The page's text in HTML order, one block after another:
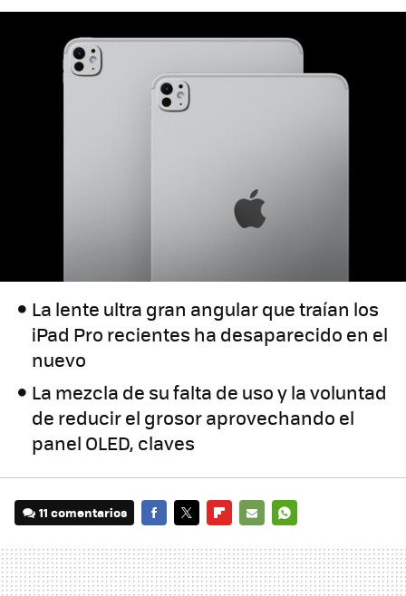
La lente ultra gran angular que traían los
iPad Pro recientes ha desaparecido en el
nuevo
La mezcla de su falta de uso y la voluntad
de reducir el grosor aprovechando el
panel OLED, claves
11 comentarios
MAIL